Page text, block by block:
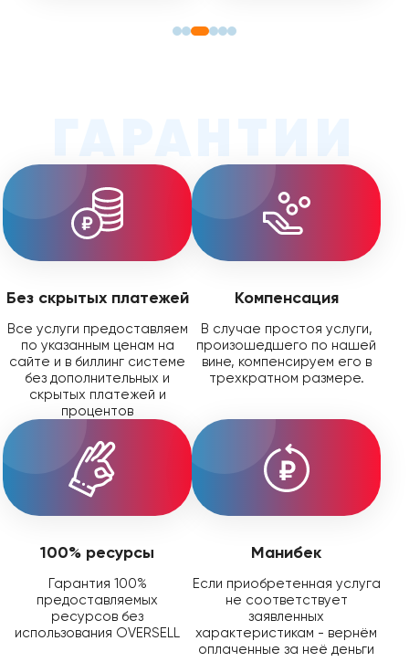
Без скрытых платежей
Все услуги предоставляем
по указанным ценам на
сайте и в биллинг системе
без дополнительных и
скрытых платежей и
процентов
Компенсация
В случае простоя услуги,
произошедшего по нашей
вине, компенсируем его в
трехкратном размере.
100% ресурсы
Гарантия 100%
предоставляемых
ресурсов без
использования OVERSELL
Манибек
Если приобретенная услуга
не соответствует
заявленных
характеристикам - вернём
оплаченные за неё деньги